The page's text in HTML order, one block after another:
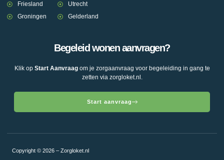
Friesland
Groningen
Utrecht
Gelderland
Begeleid wonen aanvragen?
Klik op Start Aanvraagom je zorgaanvraag voor begeleiding in gang te
zetten via zorgloket.nl.
Start aanvraag
Copyright © 2026 – Zorgloket.nl